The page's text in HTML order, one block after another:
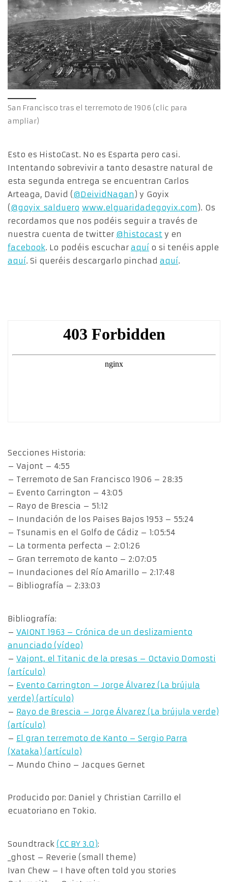
San Francisco tras el terremoto de 1906 (clic para
ampliar)
Esto es HistoCast. No es Esparta pero casi.
Intentando sobrevivir a tanto desastre natural de
esta segunda entrega se encuentran Carlos
Arteaga, David (@DeividNagan ) y Goyix
(@goyix_salduero www.elguaridadegoyix.com ). Os
recordamos que nos podéis seguir a través de
nuestra cuenta de twitter @histocast y en
facebook. Lo podéis escuchar aquí o si tenéis apple
aquí. Si queréis descargarlo pinchad aquí.
Secciones Historia:
– Vajont – 4:55
– Terremoto de San Francisco 1906 – 28:35
– Evento Carrington – 43:05
– Rayo de Brescia – 51:12
– Inundación de los Paises Bajos 1953 – 55:24
– Tsunamis en el Golfo de Cádiz – 1:05:54
– La tormenta perfecta – 2:01:26
– Gran terremoto de kanto – 2:07:05
– Inundaciones del Río Amarillo – 2:17:48
– Bibliografía – 2:33:03
Bibliografía:
– VAIONT 1963 – Crónica de un deslizamiento
anunciado (vídeo)
– Vajont, el Titanic de la presas – Octavio Domosti
(artículo)
– Evento Carrington – Jorge Álvarez (La brújula
verde) (artículo)
– Rayo de Brescia – Jorge Álvarez (La brújula verde)
(artículo)
– El gran terremoto de Kanto – Sergio Parra
(Xataka) (artículo)
– Mundo Chino – Jacques Gernet
Producido por: Daniel y Christian Carrillo el
ecuatoriano en Tokio.
Soundtrack (CC BY 3.0):
_ghost – Reverie (small theme)
Ivan Chew – I have often told you stories